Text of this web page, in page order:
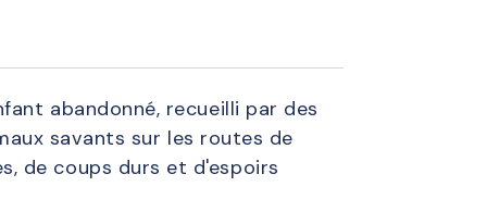
abandonné, recueilli par des
savants sur les routes de
de coups durs et d'espoirs